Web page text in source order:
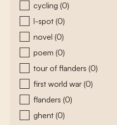
cycling (0)
l-spot (0)
novel (0)
poem (0)
tour of flanders (0)
first world war (0)
flanders (0)
ghent (0)